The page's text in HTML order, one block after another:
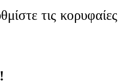
τις κορυφαίες